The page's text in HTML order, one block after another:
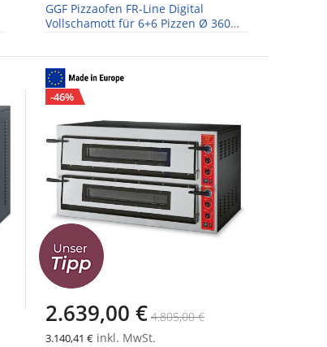
GGF Pizzaofen FR-Line Digital
Vollschamott für 6+6 Pizzen Ø 360
mm, Breite 1370mm
-46%
2.639,00 € 4.805,00 €
3.140,41 €inkl. MwSt.